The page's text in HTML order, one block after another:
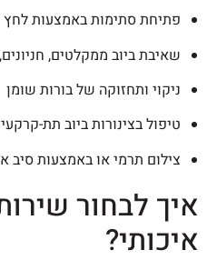
פתיחת סתימות באמצעות לחץ
שאיבת ביוב ממקלטים,
ניקוי ותחזוקה של בורות שומן
טיפול בצינורות ביוב תת-
צילום תרמי או באמצעות סיב
איך לבחור
איכותי?